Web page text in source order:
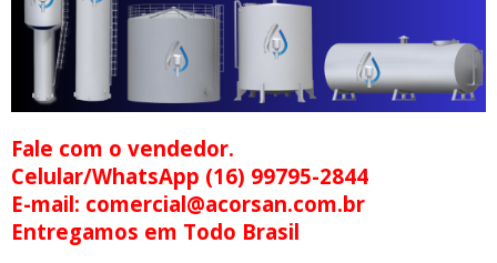
Fale com o vendedor.
Celular/WhatsApp (16) 99795-2844
E-mail: comercial@acorsan.com.br
Entregamos em Todo Brasil